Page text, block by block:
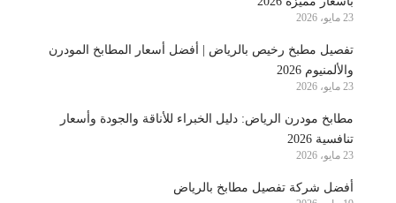
23 مايو، 2026
تفصيل مطبخ رخيص بالرياض | أفضل أسعار المطابخ المودرن
والألمنيوم 2026
23 مايو، 2026
مطابخ مودرن الرياض: دليل الخبراء للأناقة والجودة وأسعار
تنافسية 2026
23 مايو، 2026
أفضل شركة تفصيل مطابخ بالرياض